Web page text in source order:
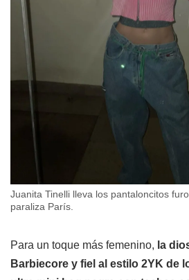
Juanita Tinelli lleva los pantaloncitos
paraliza París.
Para un toque más femenino, la
Barbiecore y fiel al estilo 2YK de